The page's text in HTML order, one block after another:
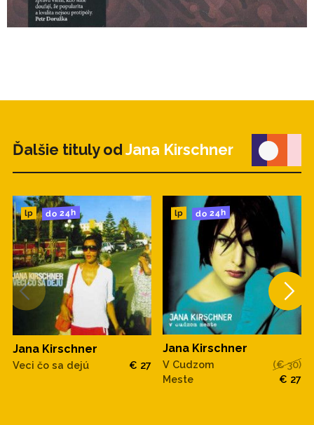
Ďalšie tituly od Jana Kirschner
lp do 24h
Jana Kirschner
Veci čo sa dejú € 27
lp do 24h
Jana Kirschner
V Cudzom
Meste
(€ 30)
€ 27